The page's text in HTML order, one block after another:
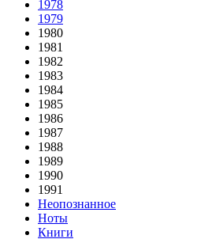
1978
1979
1980
1981
1982
1983
1984
1985
1986
1987
1988
1989
1990
1991
Неопознанное
Ноты
Книги